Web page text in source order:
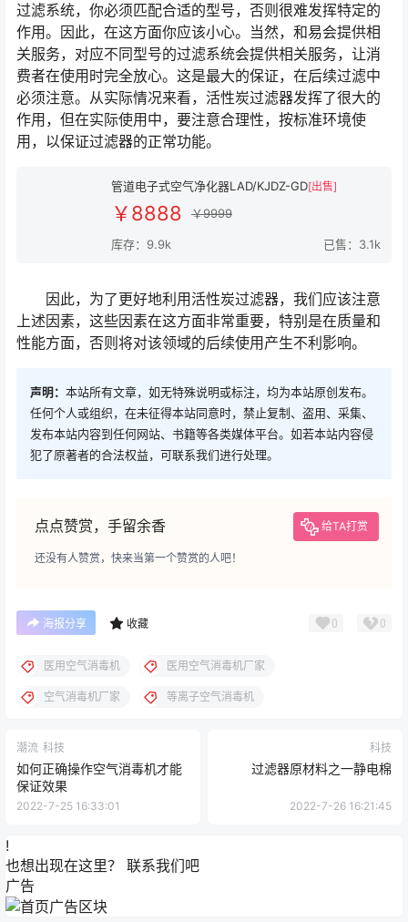
过滤系统，你必须匹配合适的型号，否则很难发挥特定的
作用。因此，在这方面你应该小心。当然，和易会提供相
关服务，对应不同型号的过滤系统会提供相关服务，让消
费者在使用时完全放心。这是最大的保证，在后续过滤中
必须注意。从实际情况来看，活性炭过滤器发挥了很大的
作用，但在实际使用中，要注意合理性，按标准环境使
用，以保证过滤器的正常功能。
管道电子式空气净化器LAD/KJDZ-GD[出售]
￥8888 ￥9999
库存：9.9k 已售：3.1k
因此，为了更好地利用活性炭过滤器，我们应该注意
上述因素，这些因素在这方面非常重要，特别是在质量和
性能方面，否则将对该领域的后续使用产生不利影响。
声明： 本站所有文章，如无特殊说明或标注，均为本站原创发布。
任何个人或组织，在未征得本站同意时，禁止复制、盗用、采集、
发布本站内容到任何网站、书籍等各类媒体平台。如若本站内容侵
犯了原著者的合法权益，可联系我们进行处理。
点点赞赏，手留余香 给TA打赏
还没有人赞赏，快来当第一个赞赏的人吧！
海报分享 收藏 0 0
医用空气消毒机 医用空气消毒机厂家
空气消毒机厂家 等离子空气消毒机
潮流 科技
如何正确操作空气消毒机才能
保证效果
2022-7-25 16:33:01
科技
过滤器原材料之一静电棉
2022-7-26 16:21:45
!
也想出现在这里？ 联系我们吧
广告